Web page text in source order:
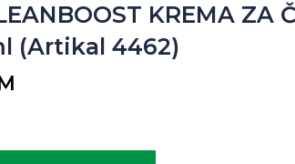
KREMA ZA
(Artikal 4462)